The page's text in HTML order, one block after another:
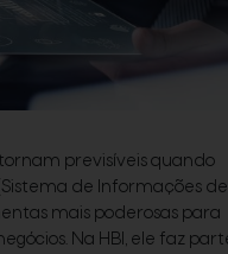
previsíveis quando
de Informações de
mais poderosas para
Na HBI, ele faz